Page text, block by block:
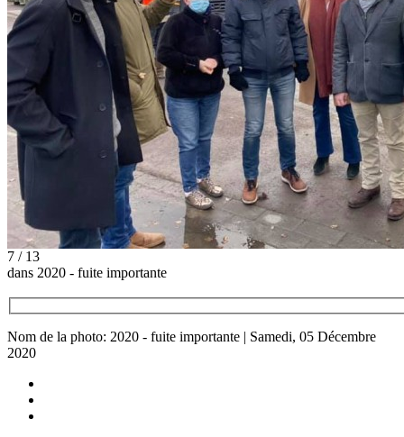
7 / 13
dans 2020 - fuite importante
Nom de la photo: 2020 - fuite importante | Samedi, 05 Décembre
2020